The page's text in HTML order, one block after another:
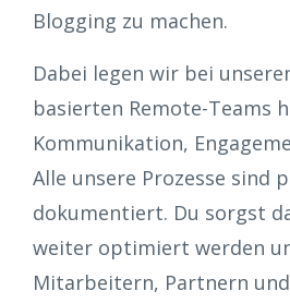
Blogging zu machen.
Dabei legen wir bei
basierten Remote-Teams
Kommunikation,
Alle unsere Prozesse sind
dokumentiert. Du sorgst
weiter optimiert werden
Mitarbeitern, Partnern